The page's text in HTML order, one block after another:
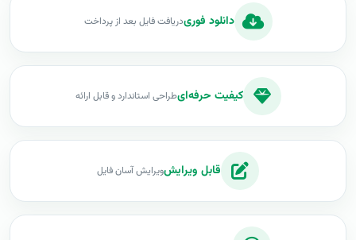
دانلود فوریدریافت فایل بعد از پرداخت
کیفیت حرفه‌ایطراحی استاندارد و قابل ارائه
قابل ویرایشویرایش آسان فایل